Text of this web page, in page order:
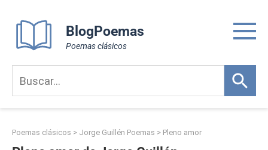
content
BlogPoemas
Poemas clásicos
Poemas clásicos > Jorge Guillén Poemas > Pleno amor